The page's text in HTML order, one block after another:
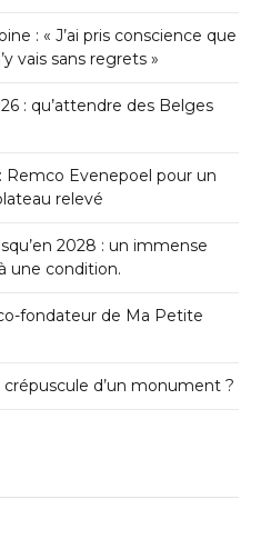
: « J’ai pris conscience que
vais sans regrets »
: qu’attendre des Belges
Remco Evenepoel pour un
relevé
2028 : un immense
une condition.
fondateur de Ma Petite
d’un monument ?